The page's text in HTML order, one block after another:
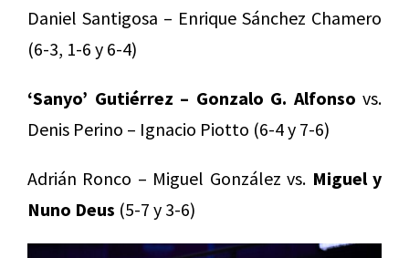
Daniel Santigosa – Enrique Sánchez Chamero
(6-3, 1-6 y 6-4)
‘Sanyo’ Gutiérrez – Gonzalo G. Alfonso vs.
Denis Perino – Ignacio Piotto (6-4 y 7-6)
Adrián Ronco – Miguel González vs. Miguel y
Nuno Deus (5-7 y 3-6)